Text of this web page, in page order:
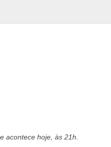
acontece hoje, às 21h.